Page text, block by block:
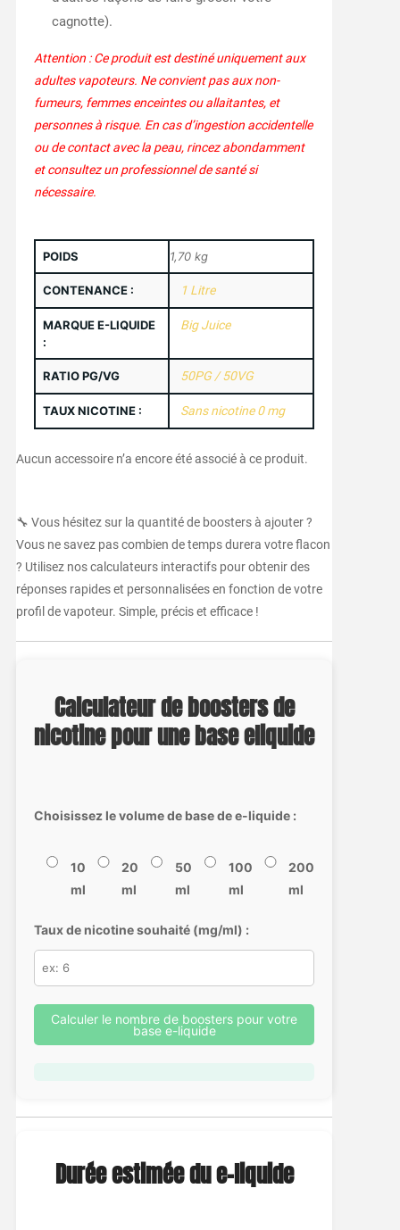
cagnotte).
Attention : Ce produit est destiné uniquement aux
adultes vapoteurs. Ne convient pas aux non-
fumeurs, femmes enceintes ou allaitantes, et
personnes à risque. En cas d’ingestion accidentelle
ou de contact avec la peau, rincez abondamment
et consultez un professionnel de santé si
nécessaire.
POIDS 1,70 kg
CONTENANCE : 1 Litre
MARQUE E-LIQUIDE
:
Big Juice
RATIO PG/VG 50PG / 50VG
TAUX NICOTINE : Sans nicotine 0 mg
Aucun accessoire n’a encore été associé à ce produit.
🔧 Vous hésitez sur la quantité de boosters à ajouter ?
Vous ne savez pas combien de temps durera votre flacon
? Utilisez nos calculateurs interactifs pour obtenir des
réponses rapides et personnalisées en fonction de votre
profil de vapoteur. Simple, précis et efficace !
Calculateur de boosters de
nicotine pour une base eliquide
Choisissez le volume de base de e-liquide :
10
ml
20
ml
50
ml
100
ml
200
ml
Taux de nicotine souhaité (mg/ml) :
Calculer le nombre de boosters pour votre
base e-liquide
Durée estimée du e-liquide